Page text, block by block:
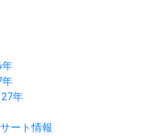
年
年
年
ート情報